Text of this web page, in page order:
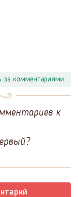
за комментариями
к